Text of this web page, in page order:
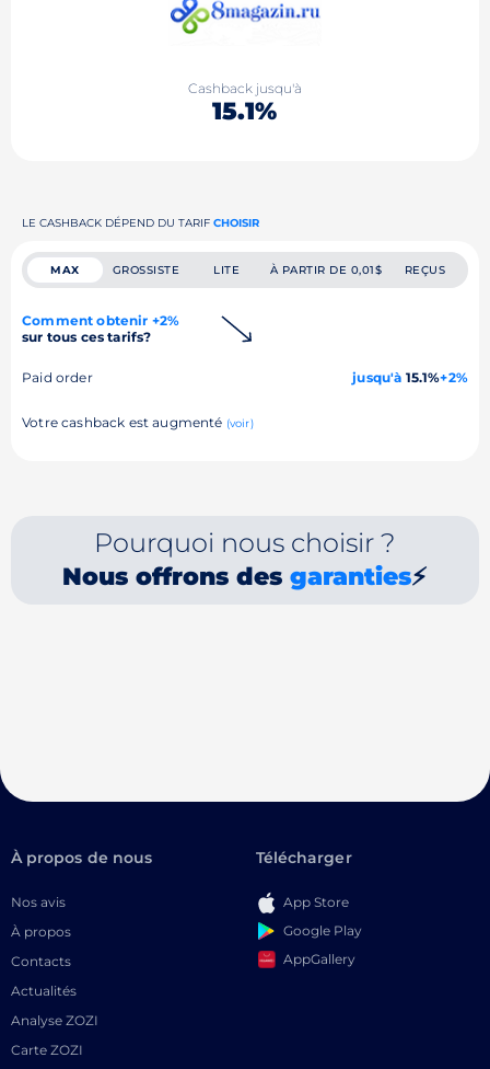
Cashback jusqu'à
15.1%
LE CASHBACK DÉPEND DU TARIF CHOISIR
MAX GROSSISTE LITE À PARTIR DE 0,01$ REÇUS
Comment obtenir +2%
sur tous ces tarifs?
Paid order jusqu'à 15.1%+2%
Votre cashback est augmenté (voir)
Pourquoi nous choisir ?
Nous offrons desgaranties⚡
À propos de nous
Nos avis
À propos
Contacts
Actualités
Analyse ZOZI
Carte ZOZI
Télécharger
App Store
Google Play
AppGallery